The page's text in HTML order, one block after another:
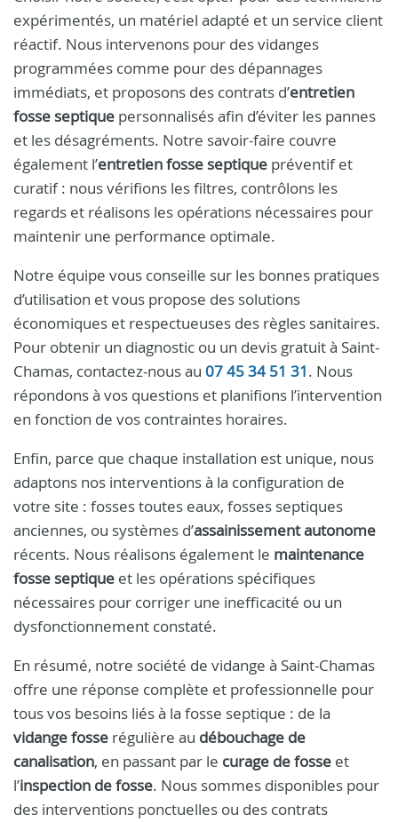
expérimentés, un matériel adapté et un service client
réactif. Nous intervenons pour des vidanges
programmées comme pour des dépannages
immédiats, et proposons des contrats d’entretien
fosse septique personnalisés afin d’éviter les pannes
et les désagréments. Notre savoir-faire couvre
également l’entretien fosse septique préventif et
curatif : nous vérifions les filtres, contrôlons les
regards et réalisons les opérations nécessaires pour
maintenir une performance optimale.
Notre équipe vous conseille sur les bonnes pratiques
d’utilisation et vous propose des solutions
économiques et respectueuses des règles sanitaires.
Pour obtenir un diagnostic ou un devis gratuit à Saint-
Chamas, contactez-nous au 07 45 34 51 31. Nous
répondons à vos questions et planifions l’intervention
en fonction de vos contraintes horaires.
Enfin, parce que chaque installation est unique, nous
adaptons nos interventions à la configuration de
votre site : fosses toutes eaux, fosses septiques
anciennes, ou systèmes d’assainissement autonome
récents. Nous réalisons également le maintenance
fosse septique et les opérations spécifiques
nécessaires pour corriger une inefficacité ou un
dysfonctionnement constaté.
En résumé, notre société de vidange à Saint-Chamas
offre une réponse complète et professionnelle pour
tous vos besoins liés à la fosse septique : de la
vidange fosse régulière au débouchage de
canalisation, en passant par le curage de fosse et
l’inspection de fosse. Nous sommes disponibles pour
des interventions ponctuelles ou des contrats